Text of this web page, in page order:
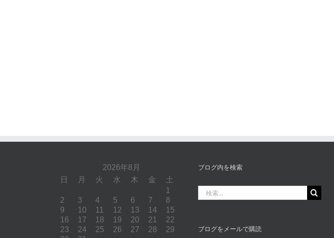
2026年8月
日 月 火 水 木 金 土
1
2
3 4 5 6 7
8
9
10 11 12 13 14
15
16
17 18 19 20 21
22
23
24 25 26 27 28
29
ブログ内を検索
索
ブログをメールで購読